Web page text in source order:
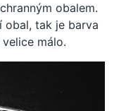
obalem.
obal, tak je barva
málo.